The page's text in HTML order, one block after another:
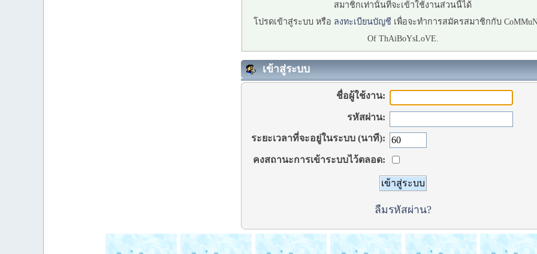
สมาชิกเท่านั้นที่จะเข้าใช้งานส่วนนี้ได้
โปรดเข้าสู่ระบบ หรือ ลงทะเบียนบัญชี เพื่อจะทำการสมัครสมาชิกกับ
Of ThAiBoYsLoVE.
เข้าสู่ระบบ
ชื่อผู้ใช้งาน:
รหัสผ่าน:
ระยะเวลาที่จะอยู่ในระบบ (นาที):
คงสถานะการเข้าระบบไว้ตลอด:
ลืมรหัสผ่าน?